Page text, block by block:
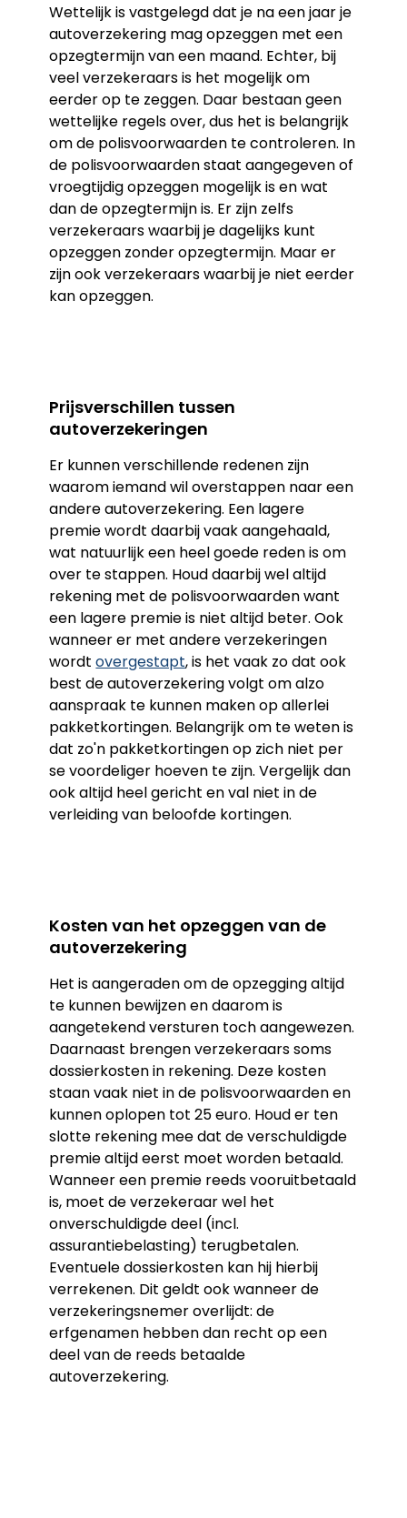
Wettelijk is vastgelegd dat je na een jaar je
autoverzekering mag opzeggen met een
opzegtermijn van een maand. Echter, bij
veel verzekeraars is het mogelijk om
eerder op te zeggen. Daar bestaan geen
wettelijke regels over, dus het is belangrijk
om de polisvoorwaarden te controleren. In
de polisvoorwaarden staat aangegeven of
vroegtijdig opzeggen mogelijk is en wat
dan de opzegtermijn is. Er zijn zelfs
verzekeraars waarbij je dagelijks kunt
opzeggen zonder opzegtermijn. Maar er
zijn ook verzekeraars waarbij je niet eerder
kan opzeggen.
Prijsverschillen tussen
autoverzekeringen
Er kunnen verschillende redenen zijn
waarom iemand wil overstappen naar een
andere autoverzekering. Een lagere
premie wordt daarbij vaak aangehaald,
wat natuurlijk een heel goede reden is om
over te stappen. Houd daarbij wel altijd
rekening met de polisvoorwaarden want
een lagere premie is niet altijd beter. Ook
wanneer er met andere verzekeringen
wordtovergestapt, is het vaak zo dat ook
best de autoverzekering volgt om alzo
aanspraak te kunnen maken op allerlei
pakketkortingen. Belangrijk om te weten is
dat zo'n pakketkortingen op zich niet per
se voordeliger hoeven te zijn. Vergelijk dan
ook altijd heel gericht en val niet in de
verleiding van beloofde kortingen.
Kosten van het opzeggen van de
autoverzekering
Het is aangeraden om de opzegging altijd
te kunnen bewijzen en daarom is
aangetekend versturen toch aangewezen.
Daarnaast brengen verzekeraars soms
dossierkosten in rekening. Deze kosten
staan vaak niet in de polisvoorwaarden en
kunnen oplopen tot 25 euro. Houd er ten
slotte rekening mee dat de verschuldigde
premie altijd eerst moet worden betaald.
Wanneer een premie reeds vooruitbetaald
is, moet de verzekeraar wel het
onverschuldigde deel (incl.
assurantiebelasting) terugbetalen.
Eventuele dossierkosten kan hij hierbij
verrekenen. Dit geldt ook wanneer de
verzekeringsnemer overlijdt: de
erfgenamen hebben dan recht op een
deel van de reeds betaalde
autoverzekering.